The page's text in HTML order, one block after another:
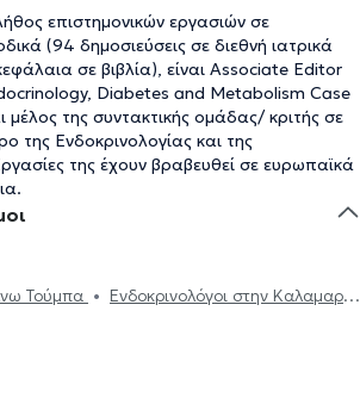
επιστημονικών εργασιών σε
(94 δημοσιεύσεις σε διεθνή ιατρικά
σε βιβλία), είναι Associate Editor
Diabetes and Metabolism Case
της συντακτικής ομάδας/ κριτής σε
της Ενδοκρινολογίας και της
της έχουν βραβευθεί σε ευρωπαϊκά
Τούμπα
Ενδοκρινολόγοι στην Καλαμαριά